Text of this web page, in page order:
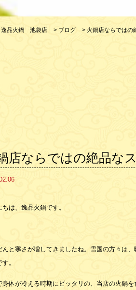
逸品火鍋 池袋店 > ブログ > 火鍋店ならではの
店ならではの絶品な
ちは、逸品火鍋です。
んと寒さが増してきましたね。雪国の方々は
。
身体が冷える時期にピッタリの、当店の火鍋